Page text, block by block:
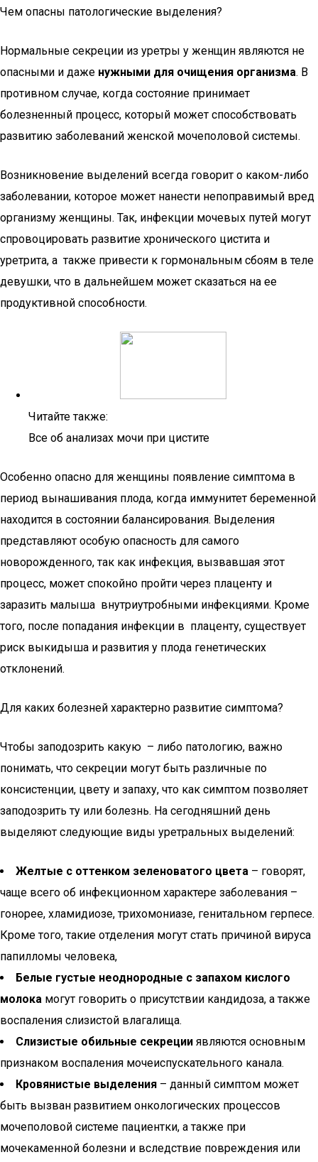
Чем опасны патологические выделения?
Нормальные секреции из уретры у женщин являются не
опасными и даже нужными для очищения организма. В
противном случае, когда состояние принимает
болезненный процесс, который может способствовать
развитию заболеваний женской мочеполовой системы.
Возникновение выделений всегда говорит о каком-либо
заболевании, которое может нанести непоправимый вред
организму женщины. Так, инфекции мочевых путей могут
спровоцировать развитие хронического цистита и
уретрита, а также привести к гормональным сбоям в теле
девушки, что в дальнейшем может сказаться на ее
продуктивной способности.
Читайте также:
Все об анализах мочи при цистите
Особенно опасно для женщины появление симптома в
период вынашивания плода, когда иммунитет беременной
находится в состоянии балансирования. Выделения
представляют особую опасность для самого
новорожденного, так как инфекция, вызвавшая этот
процесс, может спокойно пройти через плаценту и
заразить малыша внутриутробными инфекциями. Кроме
того, после попадания инфекции в плаценту, существует
риск выкидыша и развития у плода генетических
отклонений.
Для каких болезней характерно развитие симптома?
Чтобы заподозрить какую – либо патологию, важно
понимать, что секреции могут быть различные по
консистенции, цвету и запаху, что как симптом позволяет
заподозрить ту или болезнь. На сегодняшний день
выделяют следующие виды уретральных выделений:
Желтые с оттенком зеленоватого цвета – говорят,
чаще всего об инфекционном характере заболевания –
гонорее, хламидиозе, трихомониазе, генитальном герпесе.
Кроме того, такие отделения могут стать причиной вируса
папилломы человека,
Белые густые неоднородные с запахом кислого
молока могут говорить о присутствии кандидоза, а также
воспаления слизистой влагалища.
Слизистые обильные секреции являются основным
признаком воспаления мочеиспускательного канала.
Кровянистые выделения – данный симптом может
быть вызван развитием онкологических процессов
мочеполовой системе пациентки, а также при
мочекаменной болезни и вследствие повреждения или